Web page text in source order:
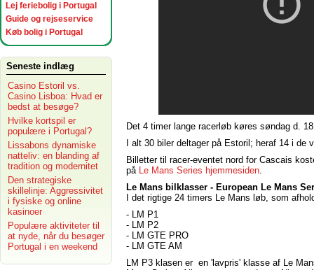
Lej feriebolig i Portugal
Guide og rejseservice
Køb bolig i Portugal
Seneste indlæg
Casino Estoril vs.
Casino Lisboa: Hvad er
bedst at besøge?
Hvilke kortspil er
populære i Portugal?
Lissabons dynamiske
natteliv: en blanding af
tradition og modernitet
Den strategiske
skillelinje: Aggressivitet
i fysiske og online
kasinoer
Populære aktiviteter til
at nyde, når du besøger
Portugal i en weekend
Det 4 timer lange racerløb køres søndag d.
I alt 30 biler deltager på Estoril; heraf 14 i
Billetter til racer-eventet nord for Cascais
på Le Mans Series hjemmesiden
Le Mans bilklasser - European Le Mans
I det rigtige 24 timers Le Mans løb, som
- LM P1
- LM P2
- LM GTE PRO
- LM GTE AM
LM P3 klasen er en 'lavpris' klasse af Le